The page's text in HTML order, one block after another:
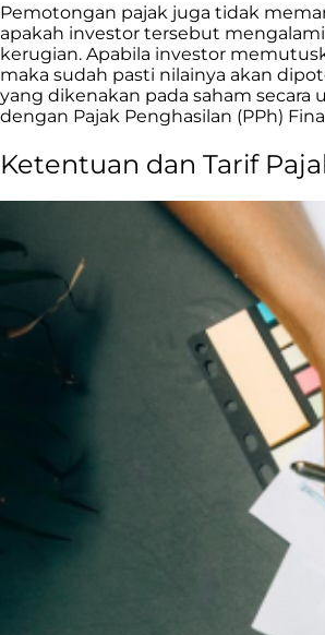
Pemotongan pajak juga tidak
apakah investor tersebut
kerugian. Apabila investor
maka sudah pasti nilainya akan
yang dikenakan pada saham secara
dengan Pajak Penghasilan (PPh)
Ketentuan dan Tarif